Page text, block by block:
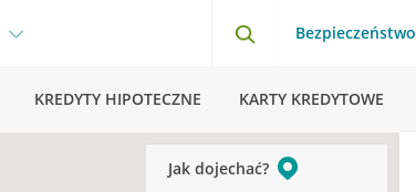
Bezpieczeństwo
KREDYTY HIPOTECZNE KARTY KREDYTOWE
Jak dojechać?